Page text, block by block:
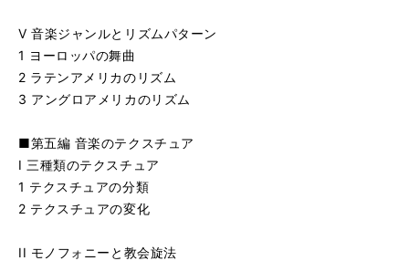
V 音楽ジャンルとリズムパターン
1 ヨーロッパの舞曲
2 ラテンアメリカのリズム
3 アングロアメリカのリズム
■第五編 音楽のテクスチュア
I 三種類のテクスチュア
1 テクスチュアの分類
2 テクスチュアの変化
II モノフォニーと教会旋法